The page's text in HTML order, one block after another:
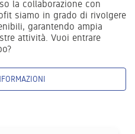
la collaborazione con
siamo in grado di rivolgere
garantendo ampia
attività. Vuoi entrare